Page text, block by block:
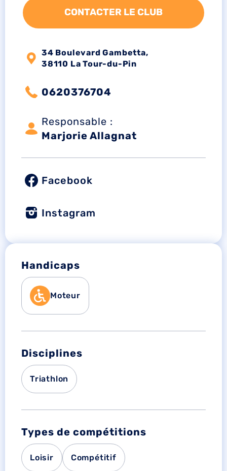
CONTACTER LE CLUB
34 Boulevard Gambetta,
38110 La Tour-du-Pin
0620376704
Responsable :
Marjorie Allagnat
Facebook
Instagram
Handicaps
Moteur
Disciplines
Triathlon
Types de compétitions
Loisir Compétitif